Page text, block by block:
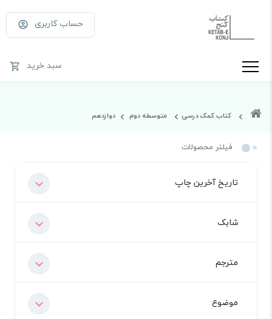
حساب کاربری
سبد خرید
کتاب کمک درسی متوسطه دوم دوازدهم
فیلتر محصولات
تاریخ آخرین چاپ
شابک
مترجم
موضوع